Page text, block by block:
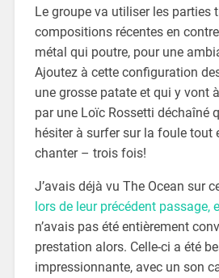
Le groupe va utiliser les parties
compositions récentes en
métal qui poutre, pour une
Ajoutez à cette configuration
une grosse patate et qui y vont
par une Loïc Rossetti déchaîné
hésiter à surfer sur la foule tout
chanter – trois fois!
J’avais déjà vu The Ocean sur
lors de leur précédent passage,
n’avais pas été entièrement
prestation alors. Celle-ci a été
impressionnante, avec un son